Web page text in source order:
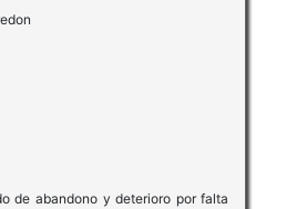
de abandono y deterioro por falta